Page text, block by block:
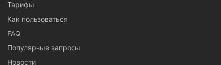
Тарифы
Как пользоваться
FAQ
Популярные запросы
Новости